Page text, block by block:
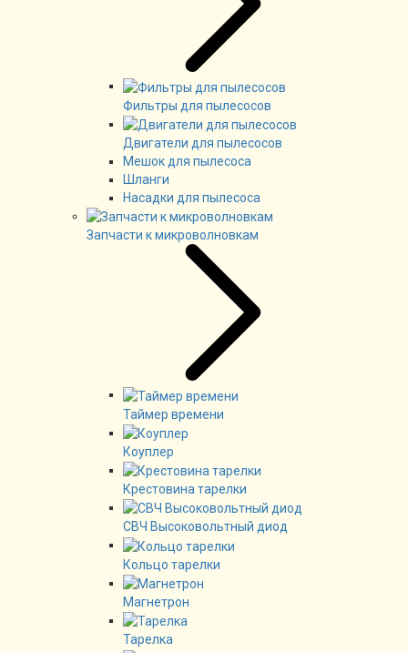
Фильтры для пылесосов
Двигатели для пылесосов
Мешок для пылесоса
Шланги
Насадки для пылесоса
Запчасти к микроволновкам
Таймер времени
Коуплер
Крестовина тарелки
СВЧ Высоковольтный диод
Кольцо тарелки
Магнетрон
Тарелка